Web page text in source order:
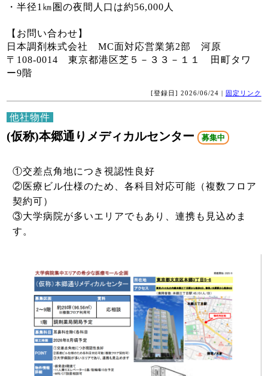
・半径1㎞圏の夜間人口は約56,000人
【お問い合わせ】
日本調剤株式会社 MC面対応営業第2部 河原
〒108-0014 東京都港区芝５－３３－１１ 田町タワ
ー9階
[登録日] 2026/06/24 | 固定リンク
他社物件
(仮称)本郷通りメディカルセンター 募集中
①交差点角地につき視認性良好
②医療ビル仕様のため、各科目対応可能（複数フロア
契約可）
③大学病院が多いエリアでもあり、連携も見込めま
す。